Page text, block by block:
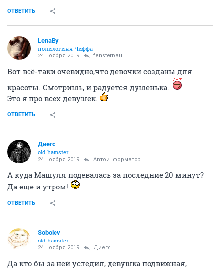
ОТВЕТИТЬ
LenaBy
полилогиня Чиффа
24 ноября 2019 fensterbau
Вот всё-таки очевидно,что девочки созданы для
красоты. Смотришь, и радуется душенька.
Это я про всех девушек.
ОТВЕТИТЬ
Диего
old hamster
24 ноября 2019 Автоинформатор
А куда Машуля подевалась за последние 20 минут?
Да еще и утром!
ОТВЕТИТЬ
Sobolev
old hamster
24 ноября 2019 Диего
Да кто бы за ней уследил, девушка подвижная,